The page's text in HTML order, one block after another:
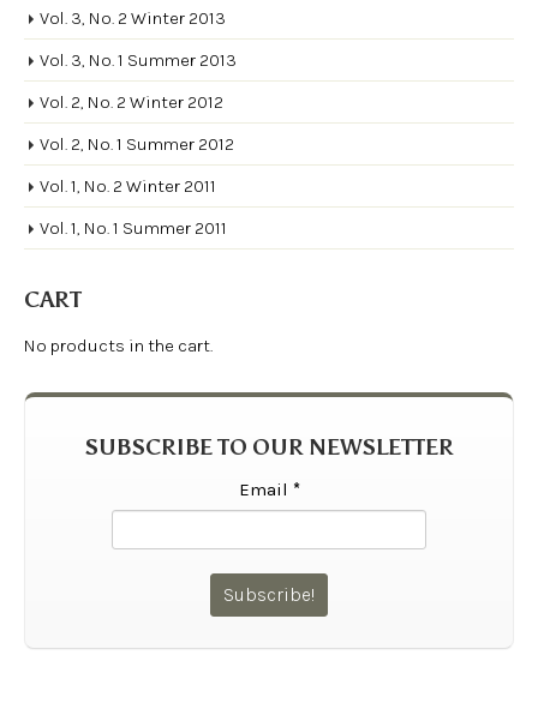
Vol. 3, No. 2 Winter 2013
Vol. 3, No. 1 Summer 2013
Vol. 2, No. 2 Winter 2012
Vol. 2, No. 1 Summer 2012
Vol. 1, No. 2 Winter 2011
Vol. 1, No. 1 Summer 2011
CART
No products in the cart.
SUBSCRIBE TO OUR NEWSLETTER
Email *